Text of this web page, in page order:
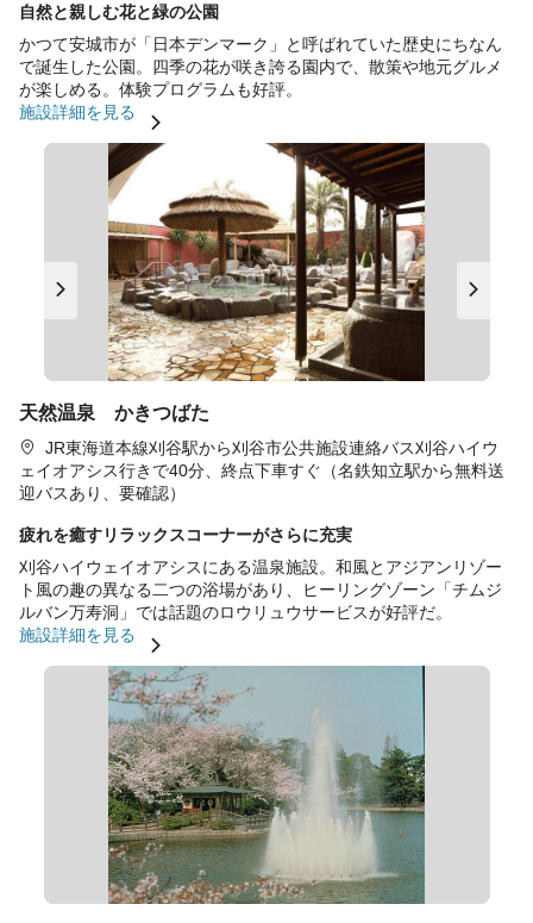
自然と親しむ花と緑の公園
かつて安城市が「日本デンマーク」と呼ばれていた歴史にちなん
で誕生した公園。四季の花が咲き誇る園内で、散策や地元グルメ
が楽しめる。体験プログラムも好評。
施設詳細を見る
天然温泉 かきつばた
JR東海道本線刈谷駅から刈谷市公共施設連絡バス刈谷ハイウ
ェイオアシス行きで40分、終点下車すぐ（名鉄知立駅から無料送
迎バスあり、要確認）
疲れを癒すリラックスコーナーがさらに充実
刈谷ハイウェイオアシスにある温泉施設。和風とアジアンリゾー
ト風の趣の異なる二つの浴場があり、ヒーリングゾーン「チムジ
ルバン万寿洞」では話題のロウリュウサービスが好評だ。
施設詳細を見る